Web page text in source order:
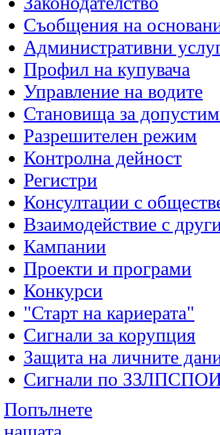
Съобщения на
Административни
Профил на купувача
Управление на водите
Становища за
Разрешителен режим
Контролна дейност
Регистри
Консултации с
Взаимодействие с
Кампании
Проекти и програми
Конкурси
"Старт на кариерата"
Сигнали за корупция
Защита на личните
Сигнали по
Попълнете